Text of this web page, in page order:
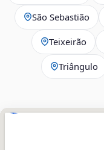
São Sebastião
Teixeirão
Triângulo